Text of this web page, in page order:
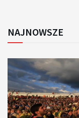
NAJNOWSZE